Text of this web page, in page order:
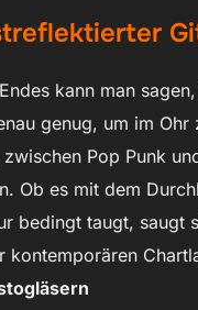
kann man sagen,
genug, um im
zwischen Pop Punk
Ob es mit dem
bedingt taugt, saugt
kontemporären